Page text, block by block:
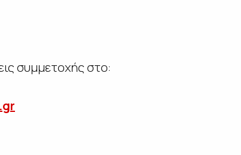
συμμετοχής στο: